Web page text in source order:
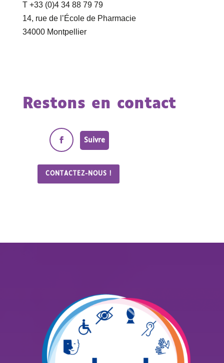
T +33 (0)4 34 88 79 79
14, rue de l’École de Pharmacie
34000 Montpellier
Restons en contact
Suivre
CONTACTEZ-NOUS !